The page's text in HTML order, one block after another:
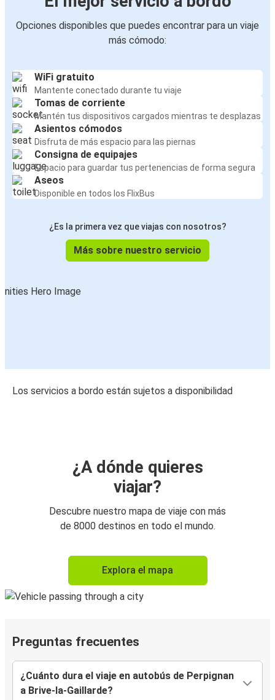
Opciones disponibles que puedes encontrar para un viaje
más cómodo:
WiFi gratuito
Mantente conectado durante tu viaje
Tomas de corriente
Mantén tus dispositivos cargados mientras te desplazas
Asientos cómodos
Disfruta de más espacio para las piernas
Consigna de equipajes
Espacio para guardar tus pertenencias de forma segura
Aseos
Disponible en todos los FlixBus
¿Es la primera vez que viajas con nosotros?
Más sobre nuestro servicio
Los servicios a bordo están sujetos a disponibilidad
¿A dónde quieres
viajar?
Descubre nuestro mapa de viaje con más
de 8000 destinos en todo el mundo.
Explora el mapa
Preguntas frecuentes
¿Cuánto dura el viaje en autobús de Perpignan
a Brive-la-Gaillarde?